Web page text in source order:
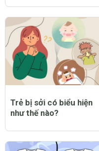
Trẻ bị sởi có biểu hiện
như thế nào?